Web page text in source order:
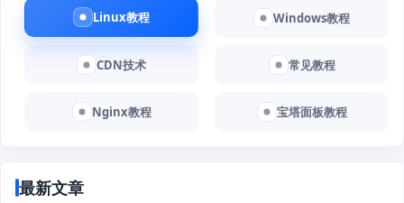
Linux教程 Windows教程
CDN技术 常见教程
Nginx教程 宝塔面板教程
最新文章